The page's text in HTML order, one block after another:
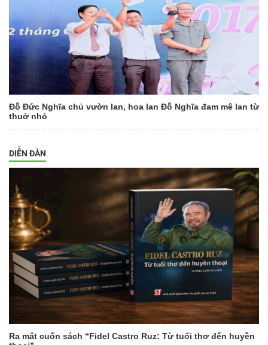
Đỗ Đức Nghĩa chủ vườn lan, hoa lan Đỗ Nghĩa đam mê lan từ
thuở nhỏ
DIỄN ĐÀN
Ra mắt cuốn sách “Fidel Castro Ruz: Từ tuổi thơ đến huyền